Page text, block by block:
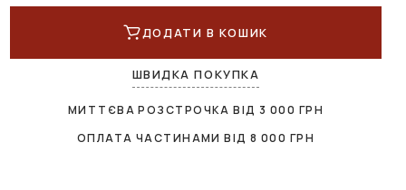
ДОДАТИ В КОШИК
ШВИДКА ПОКУПКА
МИТТЄВА РОЗСТРОЧКА ВІД 3 000 ГРН
ОПЛАТА ЧАСТИНАМИ ВІД8 000 ГРН